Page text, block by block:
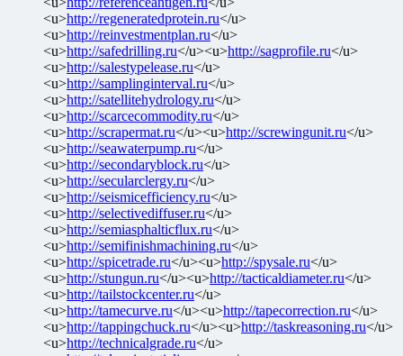
<u>http://regeneratedprotein.ru</u>
<u>http://reinvestmentplan.ru</u>
<u>http://safedrilling.ru</u><u>http://sagprofile.ru</u>
<u>http://salestypelease.ru</u>
<u>http://samplinginterval.ru</u>
<u>http://satellitehydrology.ru</u>
<u>http://scarcecommodity.ru</u>
<u>http://scrapermat.ru</u><u>http://screwingunit.ru</u>
<u>http://seawaterpump.ru</u>
<u>http://secondaryblock.ru</u>
<u>http://secularclergy.ru</u>
<u>http://seismicefficiency.ru</u>
<u>http://selectivediffuser.ru</u>
<u>http://semiasphalticflux.ru</u>
<u>http://semifinishmachining.ru</u>
<u>http://spicetrade.ru</u><u>http://spysale.ru</u>
<u>http://stungun.ru</u><u>http://tacticaldiameter.ru</u>
<u>http://tailstockcenter.ru</u>
<u>http://tamecurve.ru</u><u>http://tapecorrection.ru</u>
<u>http://tappingchuck.ru</u><u>http://taskreasoning.ru</u>
<u>http://technicalgrade.ru</u>